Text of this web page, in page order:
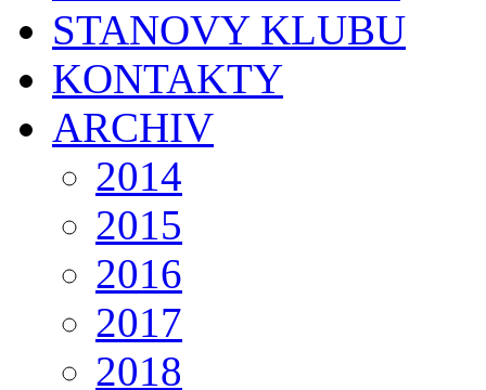
STANOVY KLUBU
KONTAKTY
ARCHIV
2014
2015
2016
2017
2018